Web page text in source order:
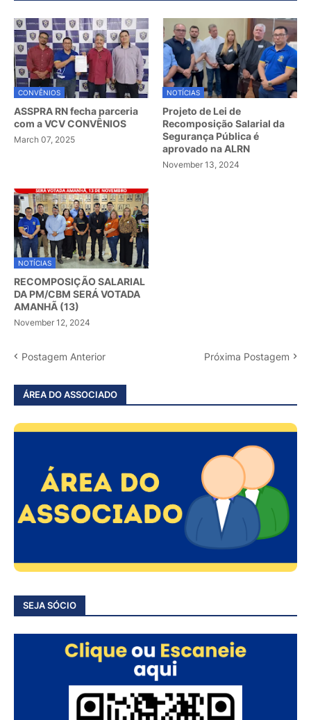
CONVÊNIOS
ASSPRA RN fecha parceria
com a VCV CONVÊNIOS
March 07, 2025
NOTÍCIAS
Projeto de Lei de
Recomposição Salarial da
Segurança Pública é
aprovado na ALRN
November 13, 2024
NOTÍCIAS
RECOMPOSIÇÃO SALARIAL
DA PM/CBM SERÁ VOTADA
AMANHÃ (13)
November 12, 2024
Postagem Anterior Próxima Postagem
ÁREA DO ASSOCIADO
SEJA SÓCIO